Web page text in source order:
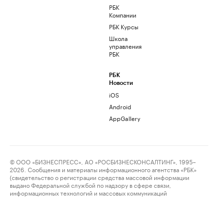
РБК
Компании
РБК Курсы
Школа
управления
РБК
РБК
Новости
iOS
Android
AppGallery
© ООО «БИЗНЕСПРЕСС», АО «РОСБИЗНЕСКОНСАЛТИНГ», 1995–
2026. Сообщения и материалы информационного агентства «РБК»
(свидетельство о регистрации средства массовой информации
выдано Федеральной службой по надзору в сфере связи,
информационных технологий и массовых коммуникаций